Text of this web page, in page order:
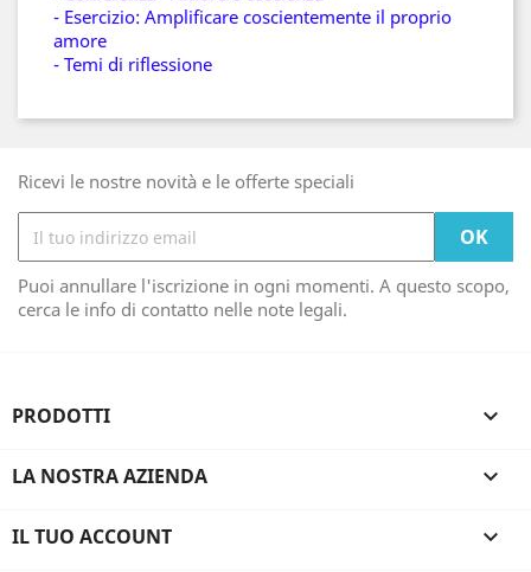
- Esercizio: Amplificare coscientemente il proprio
amore
- Temi di riflessione
Ricevi le nostre novità e le offerte speciali
Puoi annullare l'iscrizione in ogni momenti. A questo scopo,
cerca le info di contatto nelle note legali.
PRODOTTI 
LA NOSTRA AZIENDA 
IL TUO ACCOUNT 